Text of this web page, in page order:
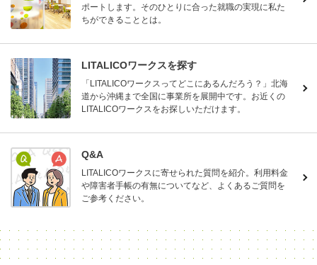
ポートします。そのひとりに合った就職の実現に私た
ちができることとは。
LITALICOワークスを探す
「LITALICOワークスってどこにあるんだろう？」北海
道から沖縄まで全国に事業所を展開中です。お近くの
LITALICOワークスをお探しいただけます。
Q&A
LITALICOワークスに寄せられた質問を紹介。利用料金
や障害者手帳の有無についてなど、よくあるご質問を
ご参考ください。